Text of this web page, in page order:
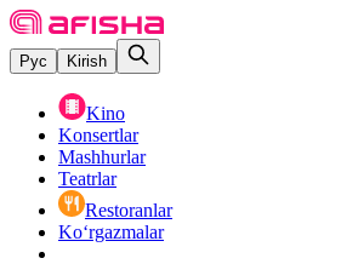
Рус Kirish
Kino
Konsertlar
Mashhurlar
Teatrlar
Restoranlar
Ko‘rgazmalar